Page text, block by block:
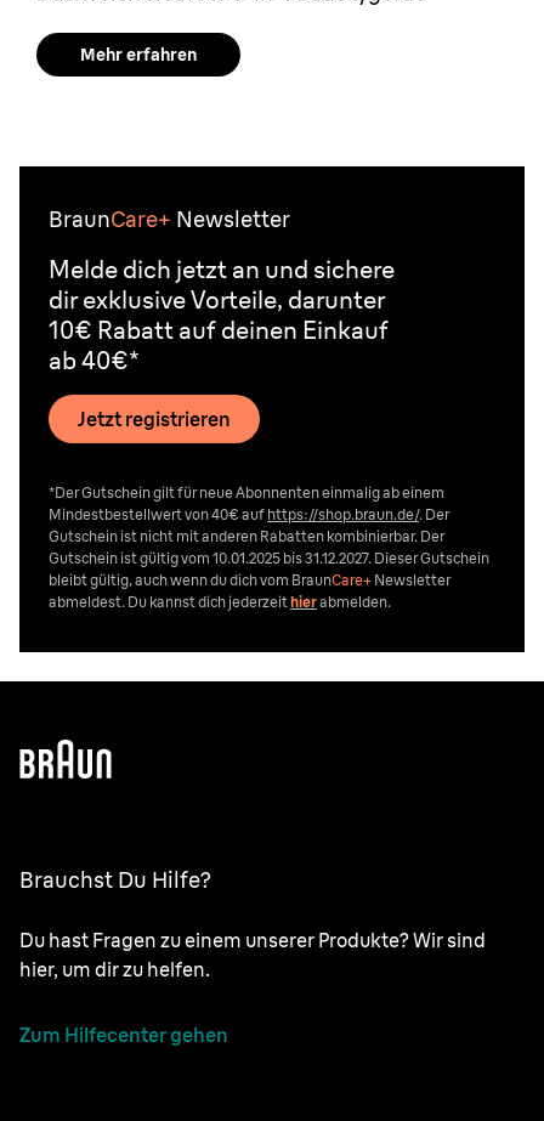
Mehr erfahren
BraunCare+ Newsletter
Melde dich jetzt an und sichere
dir exklusive Vorteile, darunter
10€ Rabatt auf deinen Einkauf
ab 40€*
Jetzt registrieren
*Der Gutschein gilt für neue Abonnenten einmalig ab einem
Mindestbestellwert von 40€ auf https://shop.braun.de/. Der
Gutschein ist nicht mit anderen Rabatten kombinierbar. Der
Gutschein ist gültig vom 10.01.2025 bis 31.12.2027. Dieser Gutschein
bleibt gültig, auch wenn du dich vom BraunCare+ Newsletter
abmeldest. Du kannst dich jederzeithierabmelden.
Brauchst Du Hilfe?
Du hast Fragen zu einem unserer Produkte? Wir sind
hier, um dir zu helfen.
Zum Hilfecenter gehen